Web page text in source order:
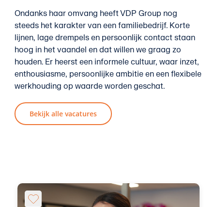
Ondanks haar omvang heeft VDP Group nog
steeds het karakter van een familiebedrijf. Korte
lijnen, lage drempels en persoonlijk contact staan
hoog in het vaandel en dat willen we graag zo
houden. Er heerst een informele cultuur, waar inzet,
enthousiasme, persoonlijke ambitie en een flexibele
werkhouding op waarde worden geschat.
Bekijk alle vacatures